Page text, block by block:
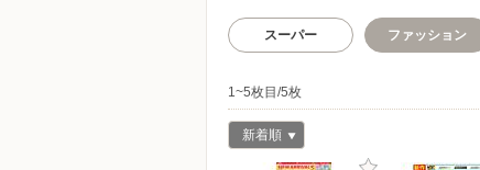
スーパー ファッション
1~5枚目/5枚
新着順